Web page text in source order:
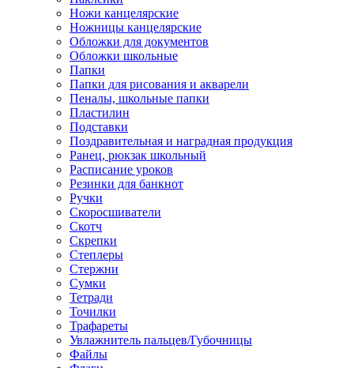
Ножи канцелярские
Ножницы канцелярские
Обложки для документов
Обложки школьные
Папки
Папки для рисования и акварели
Пеналы, школьные папки
Пластилин
Подставки
Поздравительная и наградная продукция
Ранец, рюкзак школьный
Расписание уроков
Резинки для банкнот
Ручки
Скоросшиватели
Скотч
Скрепки
Степлеры
Стержни
Сумки
Тетради
Точилки
Трафареты
Увлажнитель пальцев/Губочницы
Файлы